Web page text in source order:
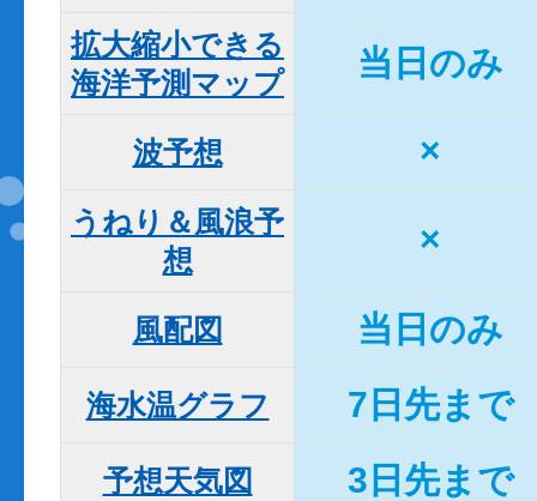
拡大縮小できる
海洋予測マップ
当日のみ
波予想 ×
うねり＆風浪予
想
×
風配図 当日のみ
海水温グラフ 7日先まで
予想天気図 3日先まで